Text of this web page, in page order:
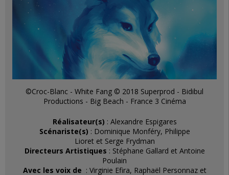
©Croc-Blanc - White Fang © 2018 Superprod - Bidibul
Productions - Big Beach - France 3 Cinéma
Réalisateur(s) : Alexandre Espigares
Scénariste(s) : Dominique Monféry, Philippe
Lioret et Serge Frydman
Directeurs Artistiques : Stéphane Gallard et Antoine
Poulain
Avec les voix de : Virginie Efira, Raphaël Personnaz et